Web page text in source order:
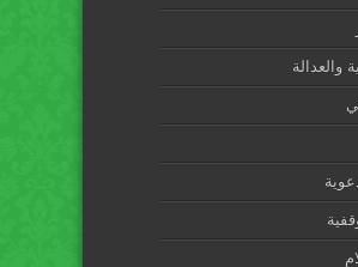
والعدالة